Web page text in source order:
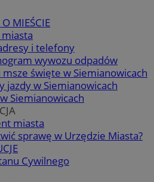
MIEŚCIE
i telefony
wywozu odpadów
msze święte w Siemianowicach
jazdy w Siemianowicach
Siemianowicach
miasta
sprawę w Urzędzie Miasta?
Cywilnego